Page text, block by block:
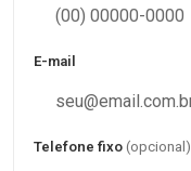
E-mail
Telefone fixo (opcional)